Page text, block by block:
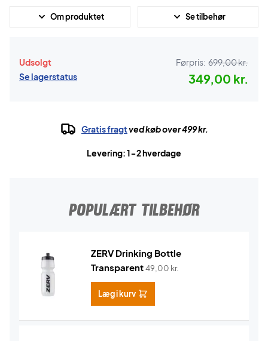
Om produktet Se tilbehør
Udsolgt
Se lagerstatus
Førpris: 699,00 kr.
349,00 kr.
Gratis fragtved køb over 499 kr.
Levering: 1-2 hverdage
POPULÆRT TILBEHØR
ZERV Drinking Bottle
Transparent49,00 kr.
Læg i kurv